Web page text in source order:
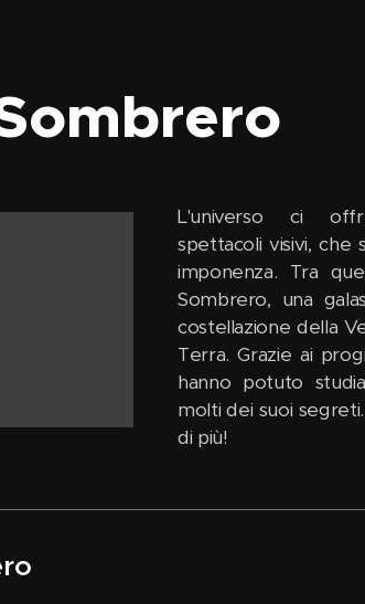
L'universo ci
spettacoli visivi, che
imponenza. Tra
Sombrero, una
costellazione della
Terra. Grazie ai
hanno potuto
molti dei suoi
di più!